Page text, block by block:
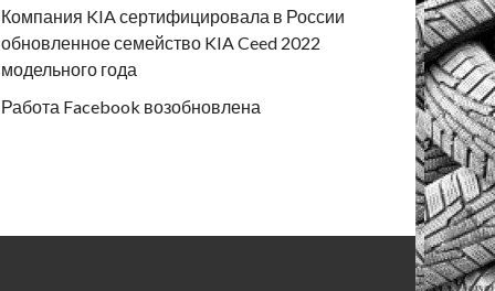
Компания KIA сертифицировала в России
обновленное семейство KIA Ceed 2022
модельного года
Работа Facebook возобновлена